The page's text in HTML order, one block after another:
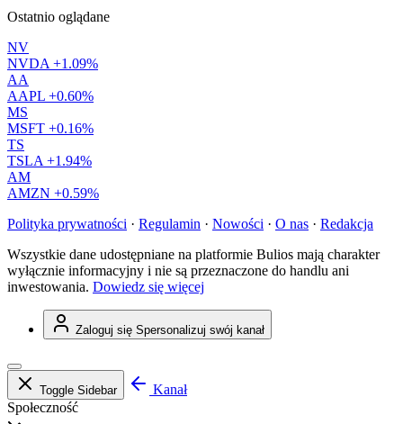
Ostatnio oglądane
NV
NVDA +1.09%
AA
AAPL +0.60%
MS
MSFT +0.16%
TS
TSLA +1.94%
AM
AMZN +0.59%
Polityka prywatności · Regulamin · Nowości · O nas · Redakcja
Wszystkie dane udostępniane na platformie Bulios mają charakter
wyłącznie informacyjny i nie są przeznaczone do handlu ani
inwestowania. Dowiedz się więcej
Zaloguj się Spersonalizuj swój kanał
Toggle Sidebar
Kanał
Społeczność